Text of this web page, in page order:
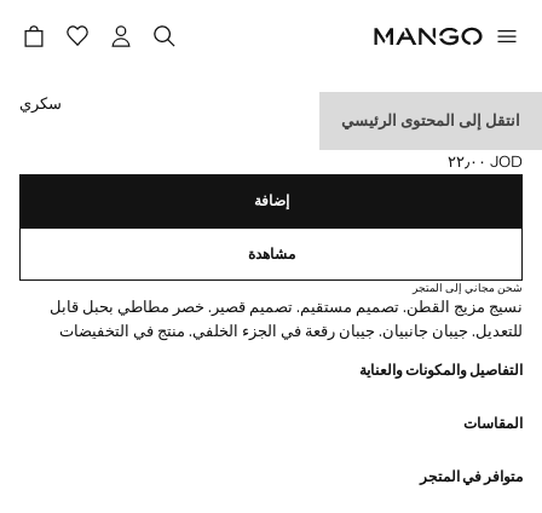
انتقل إلى المحتوى الرئيسي
شورت قطني برباط
السعر الحالي [JOD ٢٢٫٠٠ ]
JOD ٢٢٫٠٠
حدد اللون
سكري
إضافة
مشاهدة
شحن مجاني إلى المتجر
نسيج مزيج القطن. تصميم مستقيم. تصميم قصير. خصر مطاطي بحبل قابل
للتعديل. جيبان جانبيان. جيبان رقعة في الجزء الخلفي. منتج في التخفيضات
التفاصيل والمكونات والعناية
المقاسات
متوافر في المتجر